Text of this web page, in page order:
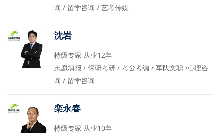
询 / 留学咨询 / 艺考传媒
沈岩
特级专家 从业12年
志愿填报 / 保研考研 / 考公考编 / 军队文职 /心理咨
询 / 留学咨询
栾永春
特级专家 从业10年